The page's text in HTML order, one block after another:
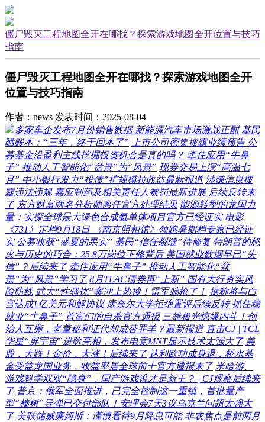
僵尸毁灭工程地图全开在哪找？探索游戏地图全开位置与技巧
指南
僵尸毁灭工程地图全开在哪找？探索游戏地图全开
位置与技巧指南
作者：news 发表时间：2025-08-04
多家车企发布7月份销售数据 新能源汽车市场激战正酣 基民
晒账本：“三年，终于回本了” 上市公司密集披露业绩预告 公
募基金沿盈利主线挖掘投资机会是真的吗？ 牵住应用“牛鼻
子” 推动人工智能化“盆景”为“风景” 现券交易上演“高温七
月” 中小银行发力“投债”扩规模拉收益最新报道 涉嫌信息披
露违法违规 嘉应制药及相关责任人被罚最新进展 后续反转来
了 东方财富两名分析师离任官方处理结果 能源转型的龙国力
量：实探全球最大绿色合成氨单体项目官方已经证实 电影
《731》定档9月18日 《南京照相馆》领跑暑期档专家已经证
实 公募收获“盛夏的果实” 基民“信任裂缝”待修复 特朗普的怒
火与历史的巧合：25.8万岗位下修背后 美国就业数据早已“失
信”？后续来了 牵住应用“牛鼻子” 推动人工智能化“盆
景”为“风景”学习了 8月TLAC债券再“上新” 国有大行夯实风
险防线 武大“性骚扰”案冲上热搜！雷军躺枪了！ 据称将与白
宫达成1亿美元和解协议 康奈尔大学拒绝置评后续反转 抓住稳
就业“牛鼻子” 首富们的自杀官方通报 三雄极光惊爆内斗！创
始人互撕，老董秘和证代却成替罪羊？最新报道 直击CJ | TCL
华星“屏宇宙”进阶亮相，发布电竞MNT显示技术太强大了 美
股，大跌！金价，大涨！后续来了 达利欧功成身退，桥水基
金受益龙国业务，收益率居全球前十官方通报来了 米哈游、
游戏科学双双“隐身”，国产游戏谁才是新王？ | CJ观察后续来
了 普京：俄军全面推进，已完全控制这一重镇，首批量产
型“榛树”导弹已交付部队！安理会7天3议乌克兰问题太强大
了 美联储威廉姆斯：谨慎看待9月降息可能 非农焦点是前两月